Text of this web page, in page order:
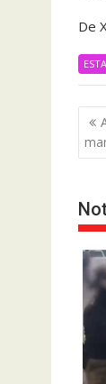
De
de